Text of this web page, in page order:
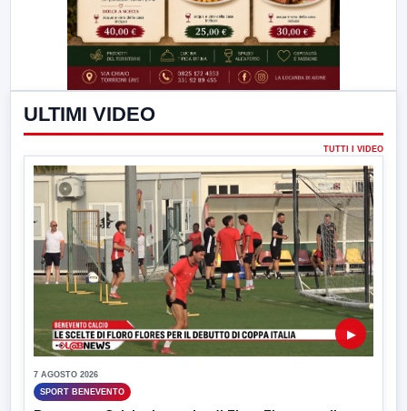
ULTIMI VIDEO
TUTTI I VIDEO
▶
7 AGOSTO 2026
SPORT BENEVENTO